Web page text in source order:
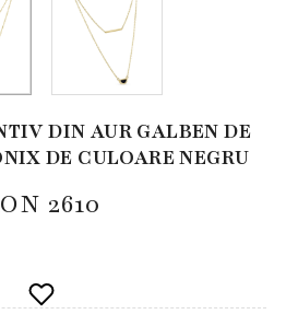
DIN AUR GALBEN DE
DE CULOARE NEGRU
2610